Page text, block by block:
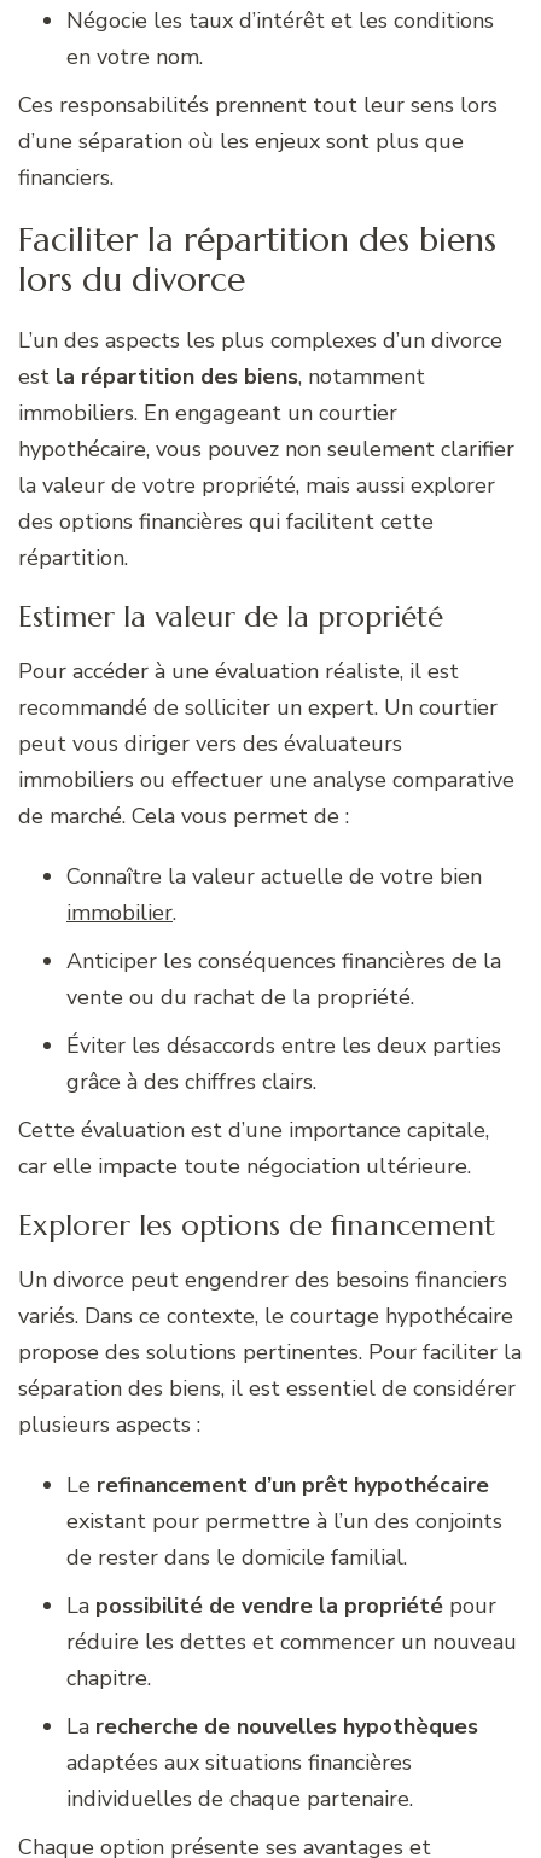
Négocie les taux d’intérêt et les conditions
en votre nom.
Ces responsabilités prennent tout leur sens lors
d’une séparation où les enjeux sont plus que
financiers.
Faciliter la répartition des biens
lors du divorce
L’un des aspects les plus complexes d’un divorce
est la répartition des biens, notamment
immobiliers. En engageant un courtier
hypothécaire, vous pouvez non seulement clarifier
la valeur de votre propriété, mais aussi explorer
des options financières qui facilitent cette
répartition.
Estimer la valeur de la propriété
Pour accéder à une évaluation réaliste, il est
recommandé de solliciter un expert. Un courtier
peut vous diriger vers des évaluateurs
immobiliers ou effectuer une analyse comparative
de marché. Cela vous permet de :
Connaître la valeur actuelle de votre bien
immobilier.
Anticiper les conséquences financières de la
vente ou du rachat de la propriété.
Éviter les désaccords entre les deux parties
grâce à des chiffres clairs.
Cette évaluation est d’une importance capitale,
car elle impacte toute négociation ultérieure.
Explorer les options de financement
Un divorce peut engendrer des besoins financiers
variés. Dans ce contexte, le courtage hypothécaire
propose des solutions pertinentes. Pour faciliter la
séparation des biens, il est essentiel de considérer
plusieurs aspects :
Le refinancement d’un prêt hypothécaire
existant pour permettre à l’un des conjoints
de rester dans le domicile familial.
La possibilité de vendre la propriété pour
réduire les dettes et commencer un nouveau
chapitre.
La recherche de nouvelles hypothèques
adaptées aux situations financières
individuelles de chaque partenaire.
Chaque option présente ses avantages et